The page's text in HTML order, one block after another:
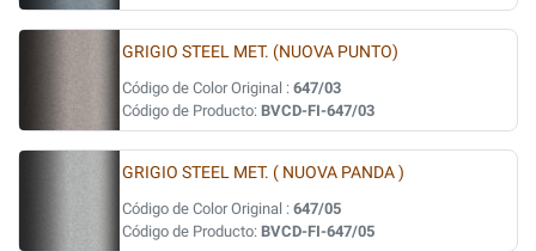
GRIGIO STEEL MET. (NUOVA PUNTO)
Código de Color Original : 647/03
Código de Producto: BVCD-FI-647/03
GRIGIO STEEL MET. ( NUOVA PANDA )
Código de Color Original : 647/05
Código de Producto: BVCD-FI-647/05